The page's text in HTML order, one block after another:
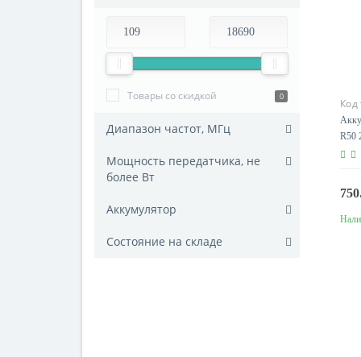
Товары со скидкой 0
Диапазон частот, МГц
Мощность передатчика, не
более Вт
Аккумулятор
Состояние на складе
R50